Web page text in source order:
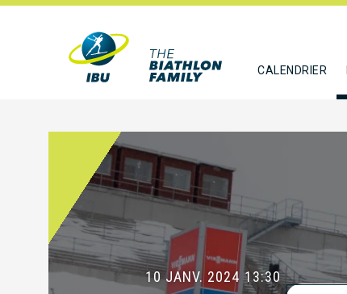
CALENDRIER
10 JANV. 2024 13:30